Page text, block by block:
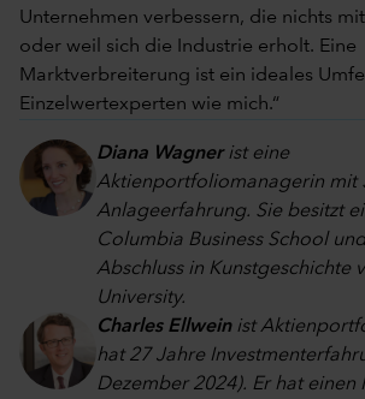
Unternehmen verbessern, die nichts
oder weil sich die Industrie erholt. Eine
Marktverbreiterung ist ein ideales
Einzelwertexperten wie mich.“
Diana Wagnerist eine
Aktienportfoliomanagerin mit
Anlageerfahrung. Sie besitzt
Columbia Business School
Abschluss in Kunstgeschichte
University.
Charles Ellweinist
hat 27 Jahre
Dezember 2024). Er hat einen